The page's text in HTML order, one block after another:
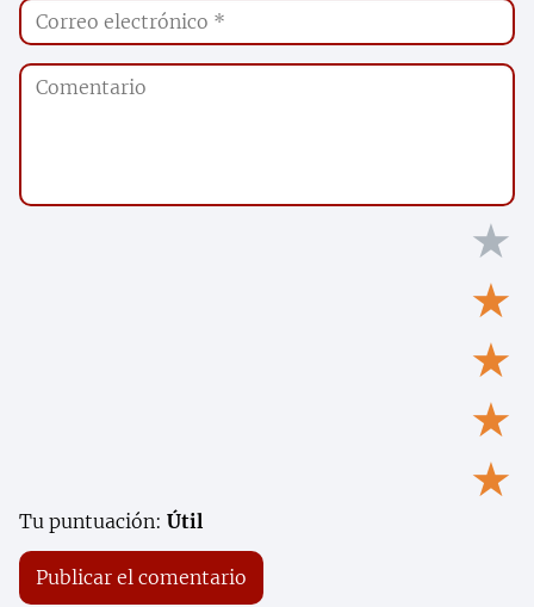
★
★
★
★
★
Tu puntuación: Útil